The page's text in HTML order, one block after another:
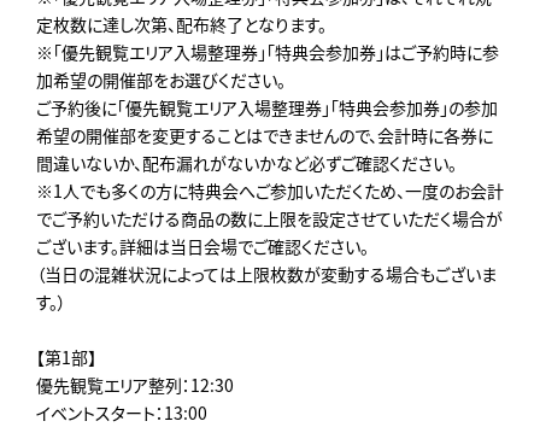
定枚数に達し次第、配布終了となります。
※「優先観覧エリア入場整理券」「特典会参加券」はご予約時に参
加希望の開催部をお選びください。
ご予約後に「優先観覧エリア入場整理券」「特典会参加券」の参加
希望の開催部を変更することはできませんので、会計時に各券に
間違いないか、配布漏れがないかなど必ずご確認ください。
※1人でも多くの方に特典会へご参加いただくため、一度のお会計
でご予約いただける商品の数に上限を設定させていただく場合が
ございます。詳細は当日会場でご確認ください。
（当日の混雑状況によっては上限枚数が変動する場合もございま
す。）
【第1部】
優先観覧エリア整列：12:30
イベントスタート：13:00